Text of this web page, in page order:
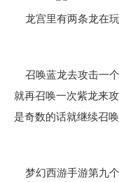
龙宫里有两条龙在
召唤蓝龙去攻击一
就再召唤一次紫龙来
是奇数的话就继续召
梦幻西游手游第九